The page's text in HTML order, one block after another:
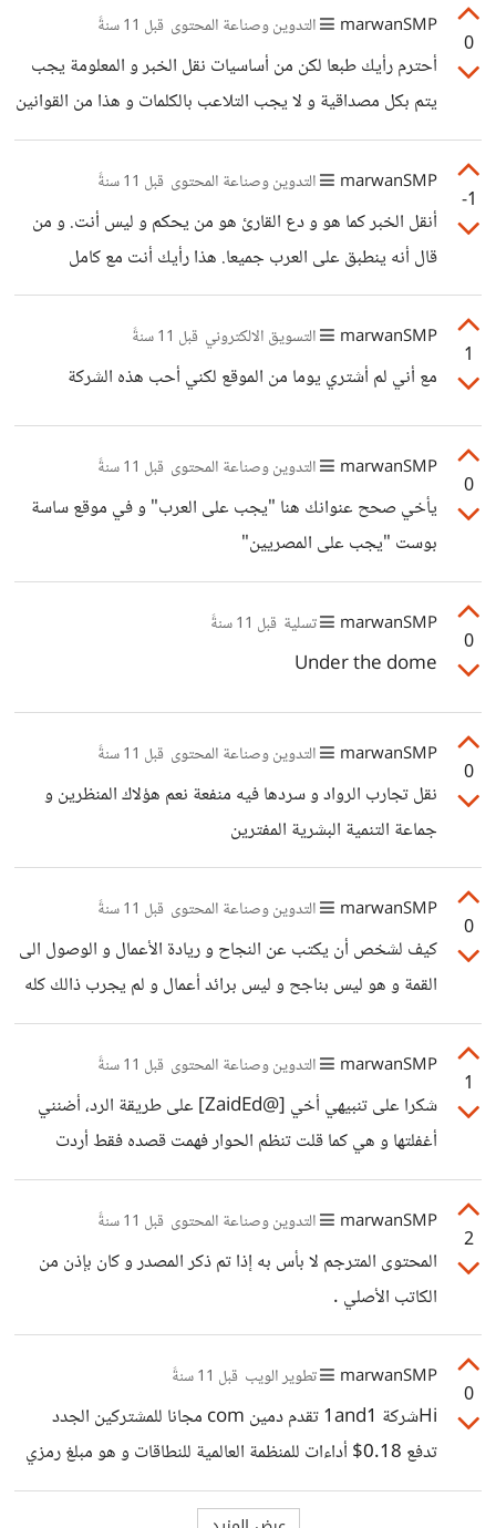
0
marwanSMP التدوين وصناعة المحتوى قبل 11 سنةً
أحترم رأيك طبعا لكن من أساسيات نقل الخبر و المعلومة يجب
يتم بكل مصداقية و لا يجب التلاعب بالكلمات و هذا من القوانين
التي يجب أن يلتزم بها كل من يقوم بالأمر و أذكر مع كامل
إحترامي لك
-1
marwanSMP التدوين وصناعة المحتوى قبل 11 سنةً
أنقل الخبر كما هو و دع القارئ هو من يحكم و ليس أنت. و من
قال أنه ينطبق على العرب جميعا. هذا رأيك أنت مع كامل
إحترامي.
1
marwanSMP التسويق الالكتروني قبل 11 سنةً
مع أني لم أشتري يوما من الموقع لكني أحب هذه الشركة
0
marwanSMP التدوين وصناعة المحتوى قبل 11 سنةً
يأخي صحح عنوانك هنا "يجب على العرب" و في موقع ساسة
بوست "يجب على المصريين"
0
marwanSMP تسلية قبل 11 سنةً
Under the dome
0
marwanSMP التدوين وصناعة المحتوى قبل 11 سنةً
نقل تجارب الرواد و سردها فيه منفعة نعم هؤلاك المنظرين و
جماعة التنمية البشرية المفترين
0
marwanSMP التدوين وصناعة المحتوى قبل 11 سنةً
كيف لشخص أن يكتب عن النجاح و ريادة الأعمال و الوصول الى
القمة و هو ليس بناجح و ليس برائد أعمال و لم يجرب ذالك كله
لا أقصد بذلك المحتوي المترجم و المنقول (طبعاً بإذن من
صاحبه)
1
marwanSMP التدوين وصناعة المحتوى قبل 11 سنةً
شكرا على تنبيهي أخي [@ZaidEd] على طريقة الرد، أضنني
أغفلتها و هي كما قلت تنظم الحوار فهمت قصده فقط أردت
أتطرق للمسألة.
2
marwanSMP التدوين وصناعة المحتوى قبل 11 سنةً
المحتوى المترجم لا بأس به إذا تم ذكر المصدر و كان بإذن من
الكاتب الأصلي .
0
marwanSMP تطوير الويب قبل 11 سنةً
Hiشركة 1and1 تقدم دمين com مجانا للمشتركين الجدد
تدفع 0.18$ أداءات للمنظمة العالمية للنطاقات و هو مبلغ رمزي
يتم إحتسابه على أي دمين يباع في العالم www.1and1.com